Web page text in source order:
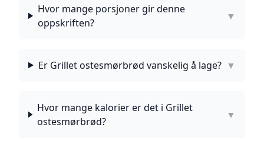
Hvor mange porsjoner gir denne
oppskriften?
▼
Er Grillet ostesmørbrød vanskelig å lage? ▼
Hvor mange kalorier er det i Grillet
ostesmørbrød?
▼